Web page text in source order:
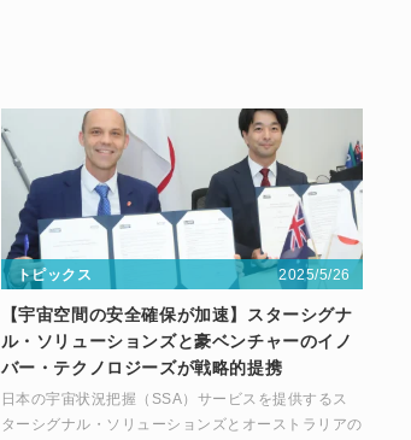
トピックス 2025/5/26
【宇宙空間の安全確保が加速】スターシグナ
ル・ソリューションズと豪ベンチャーのイノ
バー・テクノロジーズが戦略的提携
日本の宇宙状況把握（SSA）サービスを提供するス
ターシグナル・ソリューションズとオーストラリアの